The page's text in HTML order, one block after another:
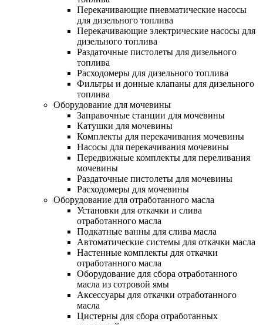
Перекачивающие пневматические насосы
для дизельного топлива
Перекачивающие электрические насосы для
дизельного топлива
Раздаточные пистолеты для дизельного
топлива
Расходомеры для дизельного топлива
Фильтры и донные клапаны для дизельного
топлива
Оборудование для мочевины
Заправочные станции для мочевины
Катушки для мочевины
Комплекты для перекачивания мочевины
Насосы для перекачивания мочевины
Передвижные комплекты для переливания
мочевины
Раздаточные пистолеты для мочевины
Расходомеры для мочевины
Оборудование для отработанного масла
Установки для откачки и слива
отработанного масла
Подкатные ванны для слива масла
Автоматические системы для откачки масла
Настенные комплекты для откачки
отработанного масла
Оборудование для сбора отработанного
масла из сотровой ямы
Аксессуары для откачки отработанного
масла
Цистерны для сбора отработанных